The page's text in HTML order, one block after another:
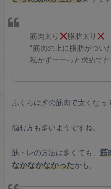
筋肉太り
脂肪太り
“筋肉の上に脂肪がつい
私がずーーっと求めて
ふくらはぎの筋肉で太くなっ
悩む方も多いようですね。
筋トレの方法は多くても、 筋
なかなかなかったかも。